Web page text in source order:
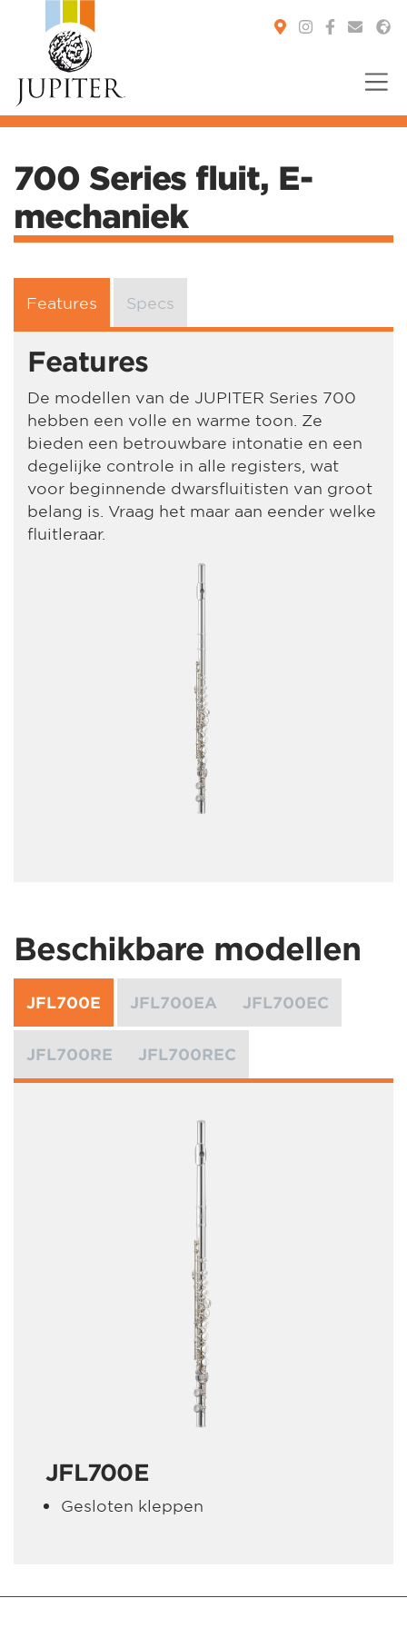
700 Series fluit, E-
mechaniek
Features Specs
Features
De modellen van de JUPITER Series 700
hebben een volle en warme toon. Ze
bieden een betrouwbare intonatie en een
degelijke controle in alle registers, wat
voor beginnende dwarsfluitisten van groot
belang is. Vraag het maar aan eender welke
fluitleraar.
Beschikbare modellen
JFL700E JFL700EA JFL700EC
JFL700RE JFL700REC
JFL700E
Gesloten kleppen